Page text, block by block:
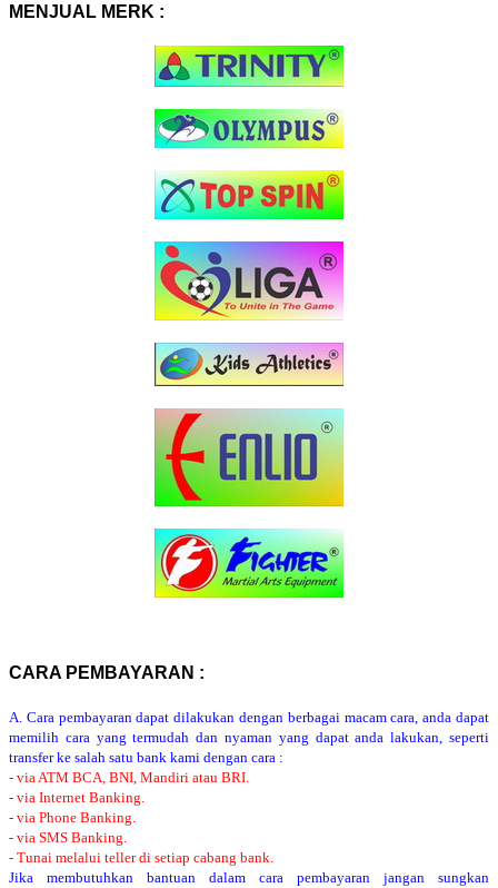
MENJUAL MERK :
CARA PEMBAYARAN :
A. Cara pembayaran dapat dilakukan dengan berbagai macam cara, anda dapat
memilih cara yang termudah dan nyaman yang dapat anda lakukan, seperti
transfer ke salah satu bank kami dengan cara :
- via ATM BCA, BNI, Mandiri atau BRI.
- via Internet Banking.
- via Phone Banking.
- via SMS Banking.
- Tunai melalui teller di setiap cabang bank.
Jika membutuhkan bantuan dalam cara pembayaran jangan sungkan